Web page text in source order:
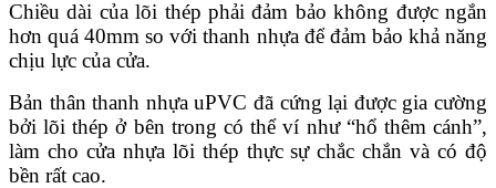
Quy mô nhà xưởng
Chiều dài của lõi thép phải đảm bảo không được ngắn
hơn quá 40mm so với thanh nhựa để đảm bảo khả năng
chịu lực của cửa.
Bản thân thanh nhựa uPVC đã cứng lại được gia cường
bởi lõi thép ở bên trong có thể ví như “hổ thêm cánh”,
làm cho cửa nhựa lõi thép thực sự chắc chắn và có độ
bền rất cao.